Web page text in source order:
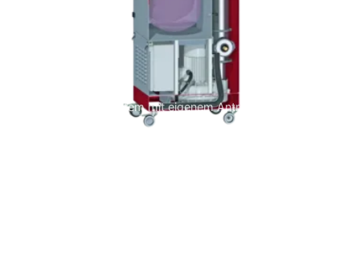
Longopac®-System mit eigenem Antrieb